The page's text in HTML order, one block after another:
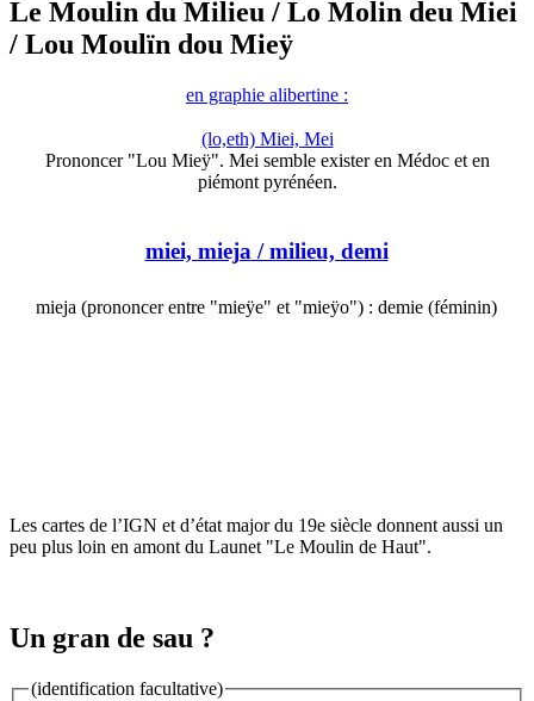
Le Moulin du Milieu / Lo Molin deu Miei
/ Lou Moulïn dou Mieÿ
en graphie alibertine :
(lo,eth) Miei, Mei
Prononcer "Lou Mieÿ". Mei semble exister en Médoc et en
piémont pyrénéen.
miei, mieja / milieu, demi
mieja (prononcer entre "mieÿe" et "mieÿo") : demie (féminin)
Les cartes de l’IGN et d’état major du 19e siècle donnent aussi un
peu plus loin en amont du Launet "Le Moulin de Haut".
Un gran de sau ?
(identification facultative)